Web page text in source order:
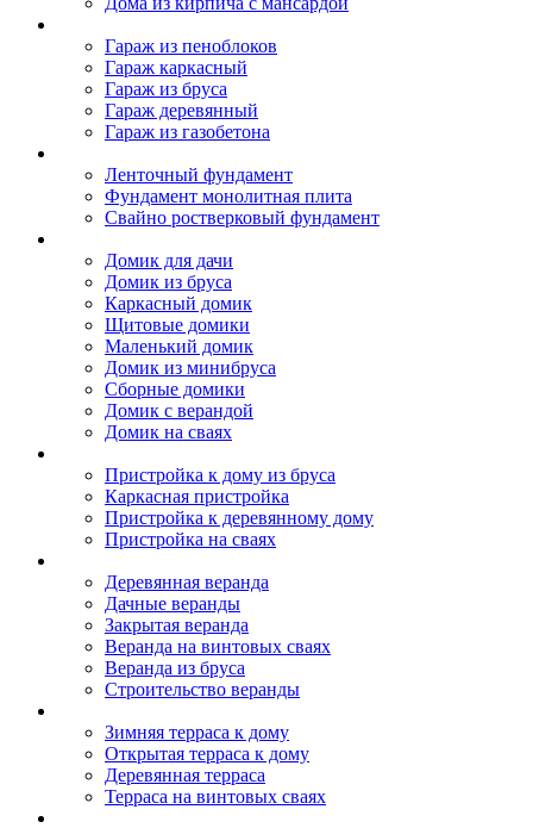
Гараж из пеноблоков
Гараж каркасный
Гараж из бруса
Гараж деревянный
Гараж из газобетона
Ленточный фундамент
Фундамент монолитная плита
Свайно ростверковый фундамент
Домик для дачи
Домик из бруса
Каркасный домик
Щитовые домики
Маленький домик
Домик из минибруса
Сборные домики
Домик с верандой
Домик на сваях
Пристройка к дому из бруса
Каркасная пристройка
Пристройка к деревянному дому
Пристройка на сваях
Деревянная веранда
Дачные веранды
Закрытая веранда
Веранда на винтовых сваях
Веранда из бруса
Строительство веранды
Зимняя терраса к дому
Открытая терраса к дому
Деревянная терраса
Терраса на винтовых сваях